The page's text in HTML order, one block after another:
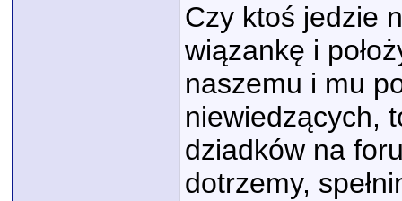
Czy ktoś jedzie
wiązankę i
naszemu i mu
niewiedzących,
dziadków na
dotrzemy,